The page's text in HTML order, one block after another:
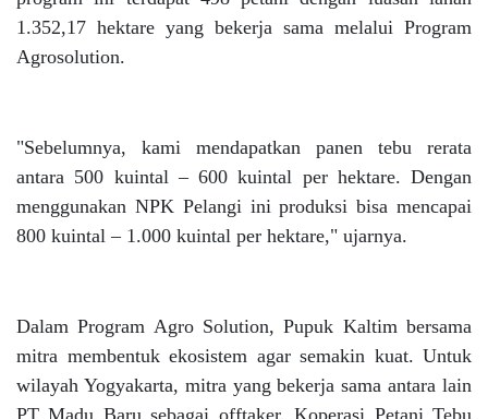
1.352,17 hektare yang bekerja sama melalui Program
Agrosolution.
"Sebelumnya, kami mendapatkan panen tebu rerata
antara 500 kuintal – 600 kuintal per hektare. Dengan
menggunakan NPK Pelangi ini produksi bisa mencapai
800 kuintal – 1.000 kuintal per hektare," ujarnya.
Dalam Program Agro Solution, Pupuk Kaltim bersama
mitra membentuk ekosistem agar semakin kuat. Untuk
wilayah Yogyakarta, mitra yang bekerja sama antara lain
PT Madu Baru sebagai offtaker, Koperasi Petani Tebu